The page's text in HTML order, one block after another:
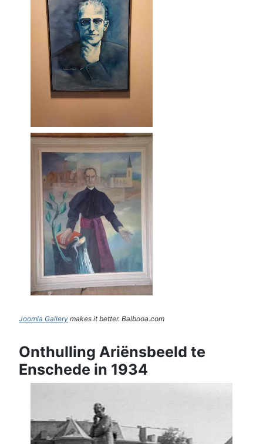
Joomla Gallery makes it better. Balbooa.com
Onthulling Ariënsbeeld te
Enschede in 1934